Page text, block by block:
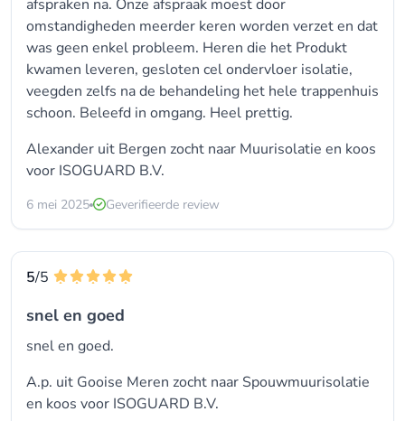
afspraken na. Onze afspraak moest door
omstandigheden meerder keren worden verzet en dat
was geen enkel probleem. Heren die het Produkt
kwamen leveren, gesloten cel ondervloer isolatie,
veegden zelfs na de behandeling het hele trappenhuis
schoon. Beleefd in omgang. Heel prettig.
Alexander uit Bergen zocht naar Muurisolatie en koos
voor ISOGUARD B.V.
6 mei 2025 Geverifieerde review
5/5
snel en goed
snel en goed.
A.p. uit Gooise Meren zocht naar Spouwmuurisolatie
en koos voor ISOGUARD B.V.